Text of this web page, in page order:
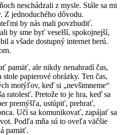
neschádzali z mysle. Stále sa mi
Z jednoduchého dôvodu.
by nás mali povzbudiť.
by sme byť veselší, spokojnejší,
a všade dostupný internet berú.
pamäť, ale nikdy nenahradí čas,
papierové obrázky. Ten čas,
motýľov, keď si „nevšimneme“
ratolesť. Pretože to je hra, keď sa
premýšľa, ustúpiť, prehrať,
Učí sa komunikovať, zapájať sa
Podľa mňa sú to oveľa väčšie
pamäť.